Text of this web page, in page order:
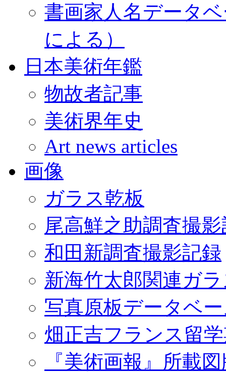
書画家人名データ
による）
日本美術年鑑
物故者記事
美術界年史
Art news articles
画像
ガラス乾板
尾高鮮之助調査撮
和田新調査撮影記録
新海竹太郎関連ガ
写真原板データベ
畑正吉フランス留
『美術画報』所載